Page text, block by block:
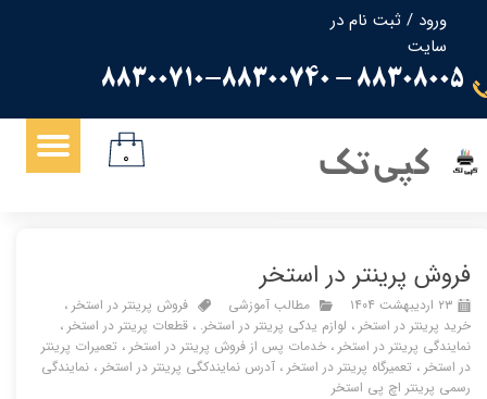
ورود / ثبت نام در
سایت
حساب کاربری من
تغییر گذر واژه
سفارشات
88308005 - 88300710-88300740
کپی تک ۰
فروش پرینتر در استخر
۲۳ اردیبهشت ۱۴۰۴ مطالب آموزشی فروش پرینتر در استخر ،
خرید پرینتر در استخر ، لوازم یدکی پرینتر در استخر. ، قطعات پرینتر در استخر ،
نمایندگی پرینتر در استخر ، خدمات پس از فروش پرینتر در استخر ، تعمیرات پرینتر
در استخر ، تعمیرگاه پرینتر در استخر ، آدرس نمایندکگی پرینتر در استخر ، نمایندگی
رسمی پرینتر اچ پی استخر